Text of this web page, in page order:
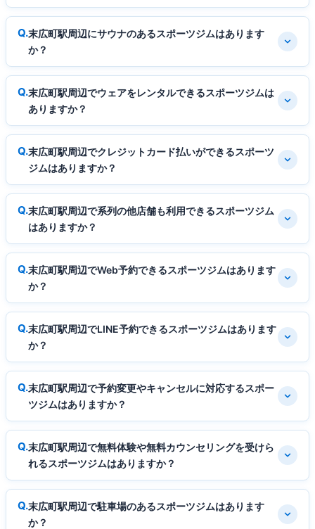
末広町駅周辺にサウナのあるスポーツジムはあります
か？
末広町駅周辺でウェアをレンタルできるスポーツジムは
ありますか？
末広町駅周辺でクレジットカード払いができるスポーツ
ジムはありますか？
末広町駅周辺で系列の他店舗も利用できるスポーツジム
はありますか？
末広町駅周辺でWeb予約できるスポーツジムはあります
か？
末広町駅周辺でLINE予約できるスポーツジムはあります
か？
末広町駅周辺で予約変更やキャンセルに対応するスポー
ツジムはありますか？
末広町駅周辺で無料体験や無料カウンセリングを受けら
れるスポーツジムはありますか？
末広町駅周辺で駐車場のあるスポーツジムはあります
か？